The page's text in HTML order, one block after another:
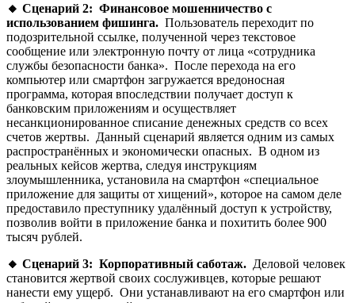
🔸 Сценарий 2: Финансовое мошенничество с
использованием фишинга. Пользователь переходит по
подозрительной ссылке, полученной через текстовое
сообщение или электронную почту от лица «сотрудника
службы безопасности банка». После перехода на его
компьютер или смартфон загружается вредоносная
программа, которая впоследствии получает доступ к
банковским приложениям и осуществляет
несанкционированное списание денежных средств со всех
счетов жертвы. Данный сценарий является одним из самых
распространённых и экономически опасных. В одном из
реальных кейсов жертва, следуя инструкциям
злоумышленника, установила на смартфон «специальное
приложение для защиты от хищений», которое на самом деле
предоставило преступнику удалённый доступ к устройству,
позволив войти в приложение банка и похитить более 900
тысяч рублей.
🔸 Сценарий 3: Корпоративный саботаж. Деловой человек
становится жертвой своих сослуживцев, которые решают
нанести ему ущерб. Они устанавливают на его смартфон или